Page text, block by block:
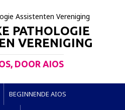
PATHOLOGIE
VERENIGING
DOOR AIOS
BEGINNENDE AIOS